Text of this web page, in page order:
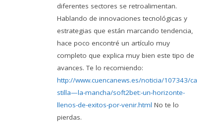
diferentes sectores se retroalimentan.
Hablando de innovaciones tecnológicas y
estrategias que están marcando tendencia,
hace poco encontré un artículo muy
completo que explica muy bien este tipo de
avances. Te lo recomiendo:
http://www.cuencanews.es/noticia/107343/ca
stilla—la-mancha/soft2bet:-un-horizonte-
llenos-de-exitos-por-venir.html No te lo
pierdas.